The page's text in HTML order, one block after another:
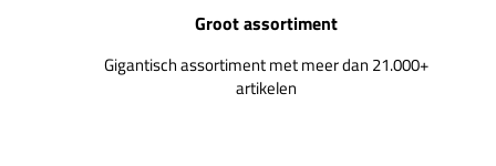
Groot assortiment
Gigantisch assortiment met meer dan 21.000+
artikelen